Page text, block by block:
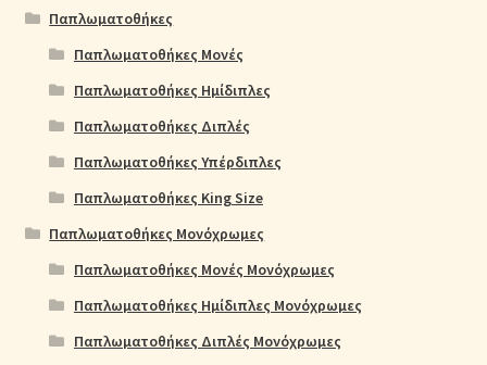
Παπλωματοθήκες
Παπλωματοθήκες Μονές
Παπλωματοθήκες Ημίδιπλες
Παπλωματοθήκες Διπλές
Παπλωματοθήκες Υπέρδιπλες
Παπλωματοθήκες King Size
Παπλωματοθήκες Μονόχρωμες
Παπλωματοθήκες Μονές Μονόχρωμες
Παπλωματοθήκες Ημίδιπλες Μονόχρωμες
Παπλωματοθήκες Διπλές Μονόχρωμες